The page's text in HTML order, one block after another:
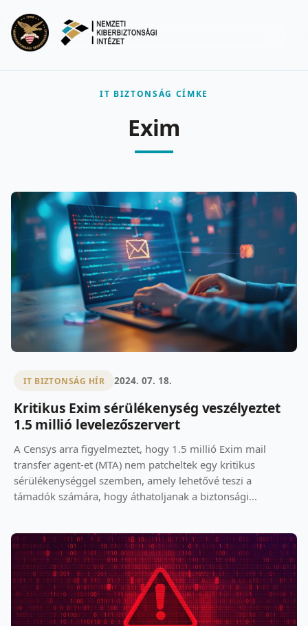
IT BIZTONSÁG CÍMKE
Exim
IT BIZTONSÁG HÍR 2024. 07. 18.
Kritikus Exim sérülékenység veszélyeztet
1.5 millió levelezőszervert
A Censys arra figyelmeztet, hogy 1.5 millió Exim mail
transfer agent-et (MTA) nem patcheltek egy kritikus
sérülékenységgel szemben, amely lehetővé teszi a
támadók számára, hogy áthatoljanak a biztonsági...